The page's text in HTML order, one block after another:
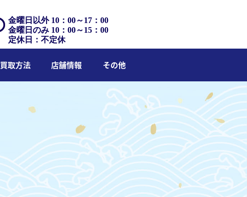
金曜日以外 10：00～17：00
金曜日のみ 10：00～15：00
定休日：不定休
買取方法 店舗情報 その他